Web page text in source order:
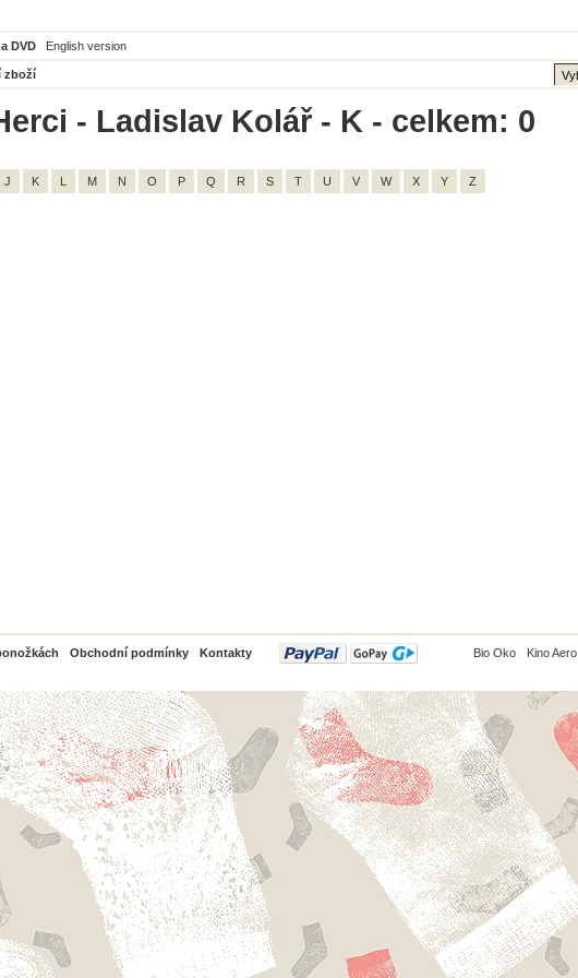
DVD English version
zboží
- Ladislav Kolář - K - celkem: 0
J K L M N O P Q R S T U V W X Y Z
Obchodní podmínky Kontakty
PayPal Bio Oko Kino Aero